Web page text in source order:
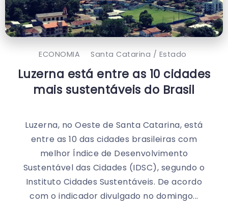
ECONOMIA Santa Catarina / Estado
Luzerna está entre as 10 cidades
mais sustentáveis do Brasil
Luzerna, no Oeste de Santa Catarina, está
entre as 10 das cidades brasileiras com
melhor Índice de Desenvolvimento
Sustentável das Cidades (IDSC), segundo o
Instituto Cidades Sustentáveis. De acordo
com o indicador divulgado no domingo...